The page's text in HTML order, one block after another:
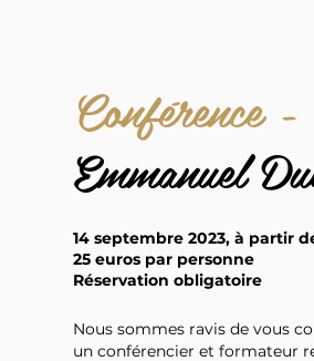
Conférence -
Emmanuel
14 septembre 2023, à partir
25 euros par personne
Réservation obligatoire
Nous sommes ravis de vous
un conférencier et formateur